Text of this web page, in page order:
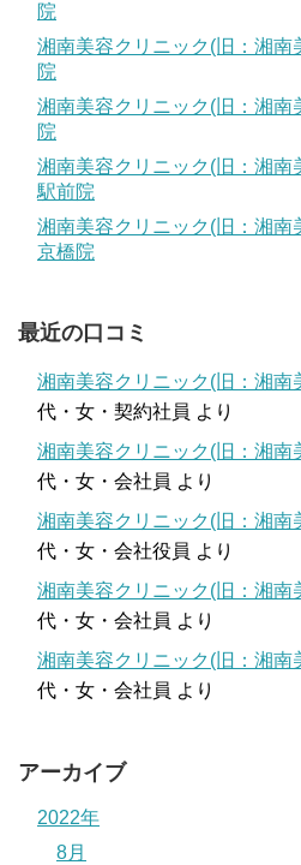
院
湘南美容クリニック(旧：湘南
院
湘南美容クリニック(旧：湘南
院
湘南美容クリニック(旧：湘南
駅前院
湘南美容クリニック(旧：湘南
京橋院
最近の口コミ
湘南美容クリニック(旧：湘南
代・女・契約社員 より
湘南美容クリニック(旧：湘南
代・女・会社員 より
湘南美容クリニック(旧：湘南
代・女・会社役員 より
湘南美容クリニック(旧：湘南
代・女・会社員 より
湘南美容クリニック(旧：湘南
代・女・会社員 より
アーカイブ
2022年
8月